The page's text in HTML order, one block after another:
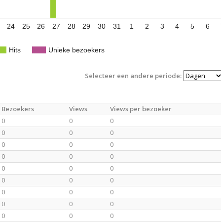
Hits Unieke bezoekers
24 25 26 27 28 29 30 31 1 2 3 4 5 6
Selecteer een andere periode:
Bezoekers Views
Views per bezoeker
0 0
0
0 0
0
0 0
0
0 0
0
0 0
0
0 0
0
0 0
0
0 0
0
0 0
0